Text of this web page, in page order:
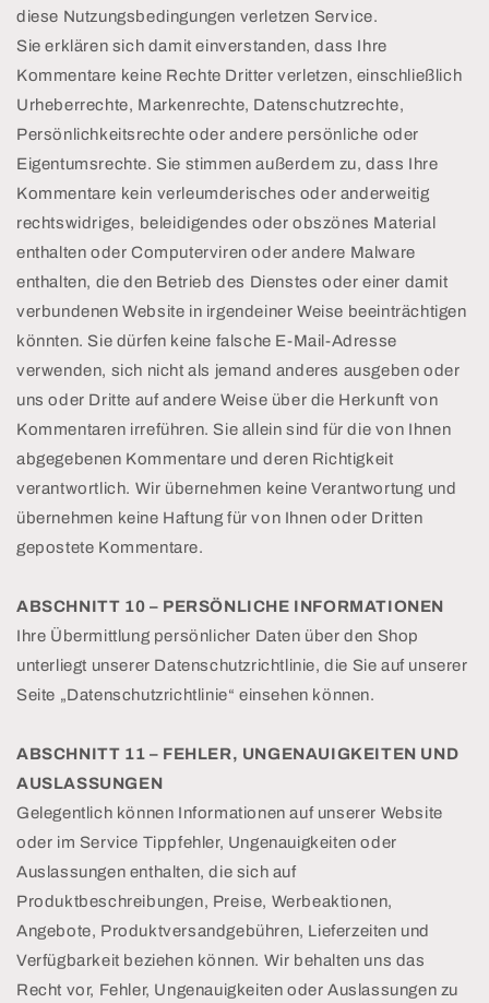
diese Nutzungsbedingungen verletzen Service.
Sie erklären sich damit einverstanden, dass Ihre
Kommentare keine Rechte Dritter verletzen, einschließlich
Urheberrechte, Markenrechte, Datenschutzrechte,
Persönlichkeitsrechte oder andere persönliche oder
Eigentumsrechte. Sie stimmen außerdem zu, dass Ihre
Kommentare kein verleumderisches oder anderweitig
rechtswidriges, beleidigendes oder obszönes Material
enthalten oder Computerviren oder andere Malware
enthalten, die den Betrieb des Dienstes oder einer damit
verbundenen Website in irgendeiner Weise beeinträchtigen
könnten. Sie dürfen keine falsche E-Mail-Adresse
verwenden, sich nicht als jemand anderes ausgeben oder
uns oder Dritte auf andere Weise über die Herkunft von
Kommentaren irreführen. Sie allein sind für die von Ihnen
abgegebenen Kommentare und deren Richtigkeit
verantwortlich. Wir übernehmen keine Verantwortung und
übernehmen keine Haftung für von Ihnen oder Dritten
gepostete Kommentare.
ABSCHNITT 10 – PERSÖNLICHE INFORMATIONEN
Ihre Übermittlung persönlicher Daten über den Shop
unterliegt unserer Datenschutzrichtlinie, die Sie auf unserer
Seite „Datenschutzrichtlinie“ einsehen können.
ABSCHNITT 11 – FEHLER, UNGENAUIGKEITEN UND
AUSLASSUNGEN
Gelegentlich können Informationen auf unserer Website
oder im Service Tippfehler, Ungenauigkeiten oder
Auslassungen enthalten, die sich auf
Produktbeschreibungen, Preise, Werbeaktionen,
Angebote, Produktversandgebühren, Lieferzeiten und
Verfügbarkeit beziehen können. Wir behalten uns das
Recht vor, Fehler, Ungenauigkeiten oder Auslassungen zu